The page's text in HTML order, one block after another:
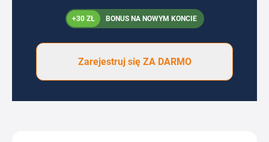
+30 ZŁ BONUS NA NOWYM KONCIE
Zarejestruj się ZA DARMO